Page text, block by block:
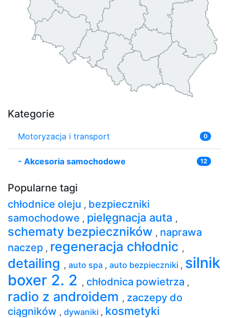
Kategorie
Motoryzacja i transport 0
- Akcesoria samochodowe 12
Popularne tagi
chłodnice oleju , bezpieczniki
samochodowe , pielęgnacja auta ,
schematy bezpieczników , naprawa
naczep , regeneracja chłodnic ,
detailing , auto spa , auto bezpieczniki , silnik
boxer 2. 2 , chłodnica powietrza ,
radio z androidem , zaczepy do
ciągników , dywaniki , kosmetyki